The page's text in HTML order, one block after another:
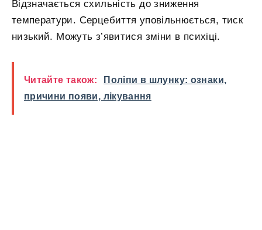
Відзначається схильність до зниження
температури. Серцебиття уповільнюється, тиск
низький. Можуть з’явитися зміни в психіці.
Читайте також:
Поліпи в шлунку: ознаки,
причини появи, лікування